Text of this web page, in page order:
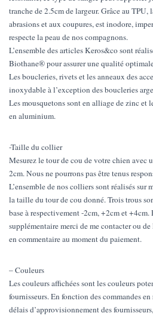
tranche de 2.5cm de largeur. Grâce au TPU,
abrasions et aux coupures, est inodore,
respecte la peau de nos compagnons.
L’ensemble des articles Keros&co sont
Biothane® pour assurer une qualité
Les boucleries, rivets et les anneaux des
inoxydable à l’exception des boucleries
Les mousquetons sont en alliage de zinc et
en aluminium.
-Taille du collier
Mesurez le tour de cou de votre chien avec
2cm. Nous ne pourrons pas être tenus
L’ensemble de nos colliers sont réalisés sur
la taille du tour de cou donné. Trois trous
base à respectivement -2cm, +2cm et +4cm.
supplémentaire merci de me contacter ou
en commentaire au moment du paiement.
– Couleurs
Les couleurs affichées sont les couleurs
fournisseurs. En fonction des commandes
délais d’approvisionnement des